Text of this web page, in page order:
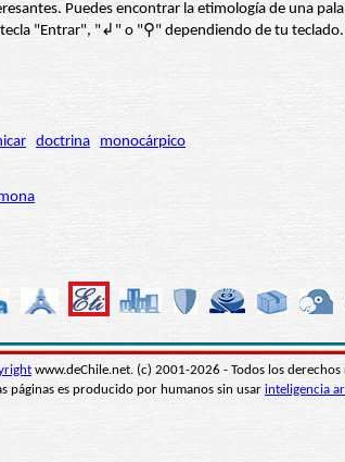
Puedes encontrar la etimología de una
tecla "Entrar", "↲" o "⚲" dependiendo de tu
doctrina monocárpico
www.deChile.net. (c) 2001-2026 - Todos los derechos
páginas es producido por humanos sin usar inteligencia